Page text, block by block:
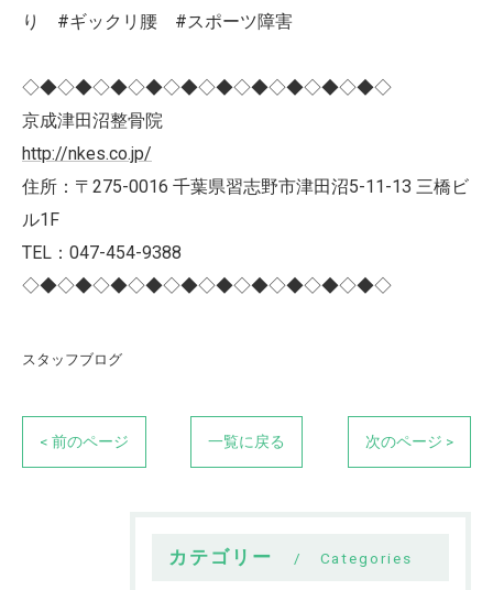
り #ギックリ腰 #スポーツ障害
◇◆◇◆◇◆◇◆◇◆◇◆◇◆◇◆◇◆◇◆◇
京成津田沼整骨院
http://nkes.co.jp/
住所：〒275-0016 千葉県習志野市津田沼5-11-13 三橋ビ
ル1F
TEL：047-454-9388
◇◆◇◆◇◆◇◆◇◆◇◆◇◆◇◆◇◆◇◆◇
スタッフブログ
< 前のページ 一覧に戻る 次のページ >
カテゴリー Categories